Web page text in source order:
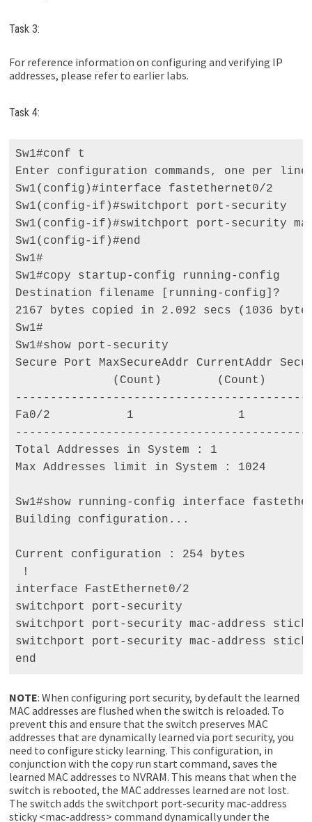
Task 3:
For reference information on configuring and verifying IP
addresses, please refer to earlier labs.
Task 4:
Sw1#conf t
Enter configuration commands, one per
Sw1(config)#interface fastethernet0/2
Sw1(config-if)#switchport port-security
Sw1(config-if)#switchport port-security
Sw1(config-if)#end
Sw1#
Sw1#copy startup-config running-config
Destination filename [running-config]?
2167 bytes copied in 2.092 secs (1036
Sw1#
Sw1#show port-security
Secure Port MaxSecureAddr CurrentAddr
(Count)        (Count)
Fa0/2           1               1
Total Addresses in System : 1
Max Addresses limit in System : 1024
Sw1#show running-config interface
Building configuration...
Current configuration : 254 bytes
!
interface FastEthernet0/2
switchport port-security
switchport port-security mac-address
switchport port-security mac-address
end
NOTE: When configuring port security, by default the learned
MAC addresses are flushed when the switch is reloaded. To
prevent this and ensure that the switch preserves MAC
addresses that are dynamically learned via port security, you
need to configure sticky learning. This configuration, in
conjunction with the copy run start command, saves the
learned MAC addresses to NVRAM. This means that when the
switch is rebooted, the MAC addresses learned are not lost.
The switch adds the switchport port-security mac-address
sticky <mac-address> command dynamically under the